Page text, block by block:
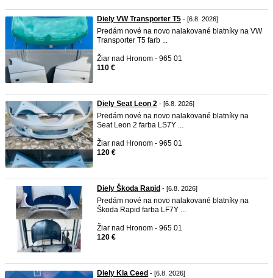
Diely VW Transporter T5 - [6.8. 2026]
Predám nové na novo nalakované blatníky na VW
Transporter T5 farb ...
Žiar nad Hronom - 965 01
110 €
Diely Seat Leon 2 - [6.8. 2026]
Predám nové na novo nalakované blatníky na
Seat Leon 2 farba LS7Y ...
Žiar nad Hronom - 965 01
120 €
Diely Škoda Rapid - [6.8. 2026]
Predám nové na novo nalakované blatníky na
Škoda Rapid farba LF7Y ...
Žiar nad Hronom - 965 01
120 €
Diely Kia Ceed - [6.8. 2026]